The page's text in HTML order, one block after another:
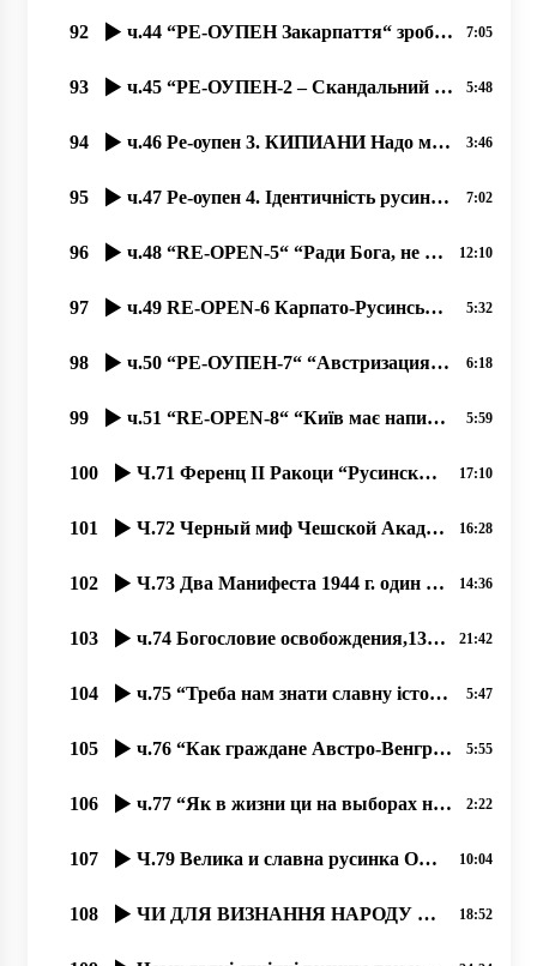
92 ч.44 “РЕ-ОУПЕН Закарпаття“ зробив заклики давити нас “мягкою силою“ 14.11.2020, Димитрий Сидор 7:05
93 ч.45 “РЕ-ОУПЕН-2 – Скандальний Закон про мови та идентичность“ 15.11.2020, Димитрий Сидор 5:48
94 ч.46 Ре-оупен 3. КИПИАНИ Надо менять купола храмов в Закарпатье. Мало ему конфликтов в Украине؟ 3:46
95 ч.47 Ре-оупен 4. Ідентичність русинів – по-європейськи, чи русинська самосвідомість – по українськи. 7:02
96 ч.48 “RE-OPEN-5“ “Ради Бога, не читайте українські газети до обіду!“ 12:10
97 ч.49 RE-OPEN-6 Карпато-Русинська Автономна Церковь Сербського Патріархата, 20.11.2020 5:32
98 ч.50 “РЕ-ОУПЕН-7“ “Австризация“ церковной архитектуры Европы в 18-19 веках. 22.11.2020 6:18
99 ч.51 “RE-OPEN-8“ “Київ має написати історію Закарпаття! Не дати закарпатцям написати свою історію“! 5:59
100 Ч.71 Ференц ІІ Ракоци “Русинский народ данного слова придерживается“ 17:10
101 Ч.72 Черный миф Чешской Академии о языке русинском, как украинском 16:28
102 Ч.73 Два Манифеста 1944 г. один русинский, один от коммунистов 14:36
103 ч.74 Богословие освобождения,13.08.2020, проф. Димитрий Сидор 21:42
104 ч.75 “Треба нам знати славну історію русинов“, 26.08.2020, проф. Димитрий Сидор 5:47
105 ч.76 “Как граждане Австро-Венгрии в Киеве провозглашали УНР“, 27.08.2020, проф. Димитрий Сидор 5:55
106 ч.77 “Як в жизни ци на выборах не поддержати бы чужого؟“, 31.08.2020, проф. Димитрий Сидор 2:22
107 Ч.79 Велика и славна русинка Ольга Прокоп. 11.09.2020 10:04
108 ЧИ ДЛЯ ВИЗНАННЯ НАРОДУ ПОТРІБНА КОДИФІКАЦІЯ І ВЗАГАЛІ ПИСЕМНІСТЬ НА ТУЙ БЕСІДІ؟ 18:52